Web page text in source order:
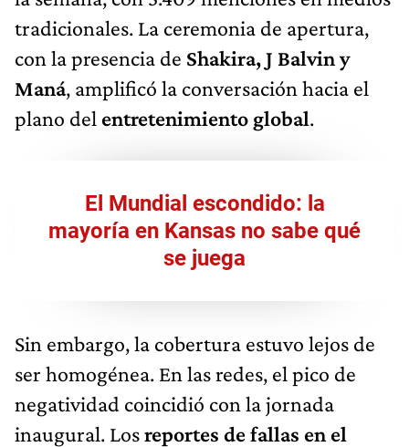
tradicionales. La ceremonia de apertura,
con la presencia de Shakira, J Balvin y
Maná, amplificó la conversación hacia el
plano del entretenimiento global.
El Mundial escondido: la
mayoría en Kansas no sabe qué
se juega
Sin embargo, la cobertura estuvo lejos de
ser homogénea. En las redes, el pico de
negatividad coincidió con la jornada
inaugural. Losreportes de fallas en el